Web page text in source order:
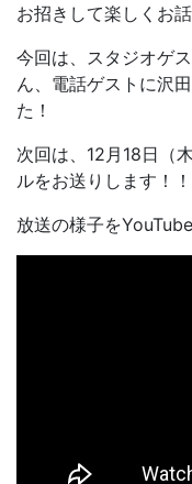
お招きして楽しくお
今回は、スタジオゲ
ん、電話ゲストに沢
た！
次回は、12月18日（
ルをお送りします！！
放送の様子を